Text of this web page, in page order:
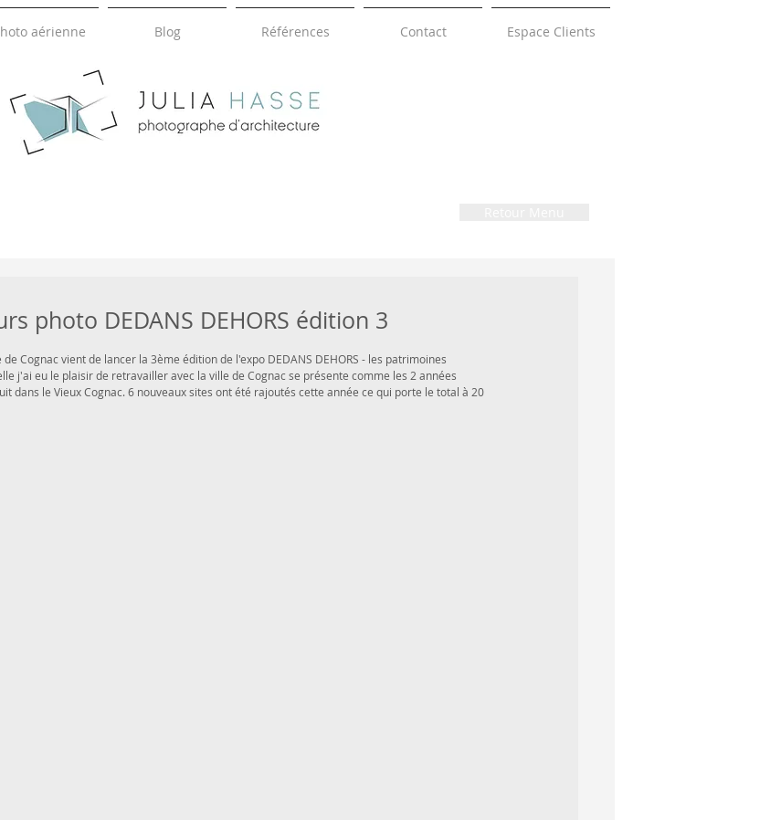
aérienne Blog Références Contact Espace Clients
JULIA
photographie d'architecture
photo DEDANS DEHORS édition 3
Cognac vient de lancer la 3ème édition de l'expo DEDANS DEHORS - les patrimoines
j'ai eu le plaisir de retravailler avec la ville de Cognac se présente comme les 2 années
dans le Vieux Cognac. 6 nouveaux sites ont été rajoutés cette année ce qui porte le total à 20